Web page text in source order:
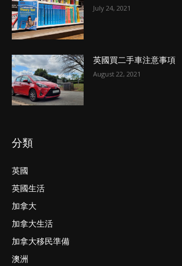
July 24, 2021
英國買二手車注意事項
August 22, 2021
分類
英國
英國生活
加拿大
加拿大生活
加拿大移民準備
澳洲